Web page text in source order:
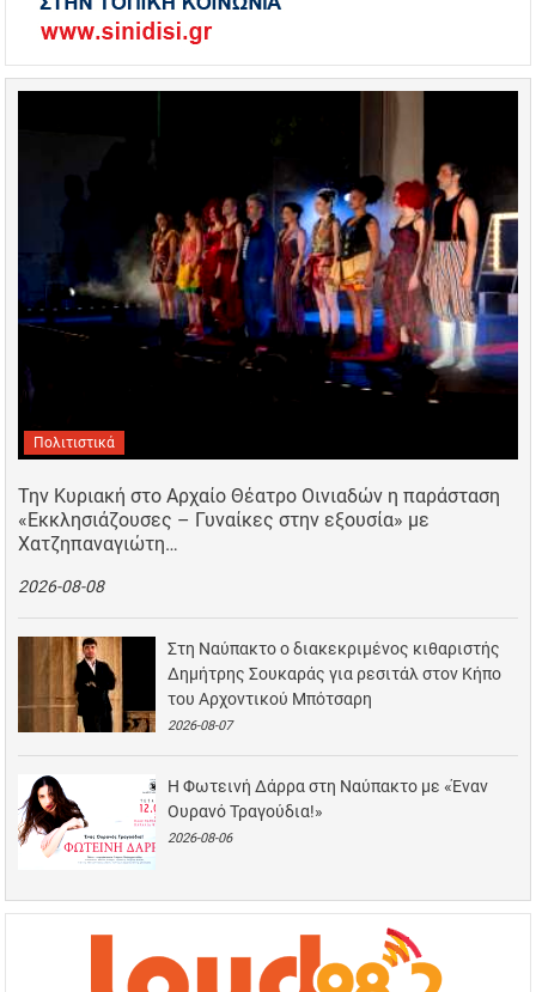
Πολιτιστικά
Την Κυριακή στο Αρχαίο Θέατρο Οινιαδών η παράσταση
«Εκκλησιάζουσες – Γυναίκες στην εξουσία» με
Χατζηπαναγιώτη…
2026-08-08
Στη Ναύπακτο ο διακεκριμένος κιθαριστής
Δημήτρης Σουκαράς για ρεσιτάλ στον Κήπο
του Αρχοντικού Μπότσαρη
2026-08-07
Η Φωτεινή Δάρρα στη Ναύπακτο με «Έναν
Ουρανό Τραγούδια!»
2026-08-06